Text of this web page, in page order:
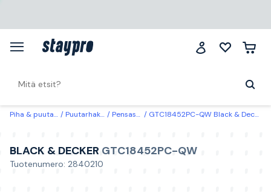
Piha & puutarha Puutarhakoneet Pensasleikkurit GTC18452PC-QW Black & Decker Pensassakset sis. akun ja laturin
BLACK & DECKER GTC18452PC-QW
Tuotenumero: 2840210